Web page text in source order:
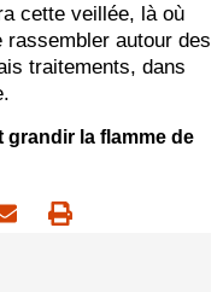
cette veillée, là où
rassembler autour des
traitements, dans
grandir la flamme de